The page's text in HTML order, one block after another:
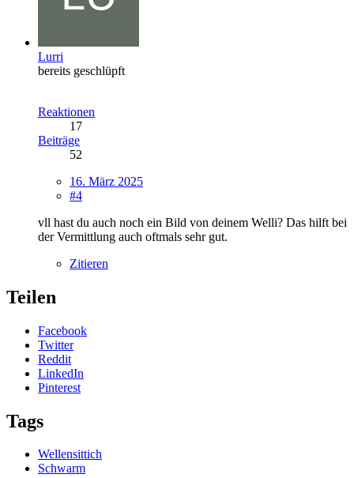
Lurri
bereits geschlüpft
Reaktionen
17
Beiträge
52
16. März 2025
#4
vll hast du auch noch ein Bild von deinem Welli? Das hilft bei
der Vermittlung auch oftmals sehr gut.
Zitieren
Teilen
Facebook
Twitter
Reddit
LinkedIn
Pinterest
Tags
Wellensittich
Schwarm